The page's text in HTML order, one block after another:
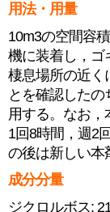
用法・用量
10m3の空間容
機に装着し，ゴ
棲息場所の近く
とを確認した
用する。なお，
1回8時間，週2
の後は新しい本
成分分量
ジクロルボス: